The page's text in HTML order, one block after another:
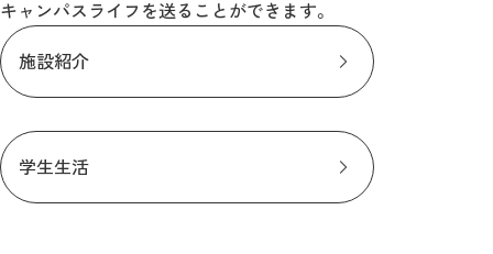
キャンパスライフを送ることができます。
施設紹介
学生生活